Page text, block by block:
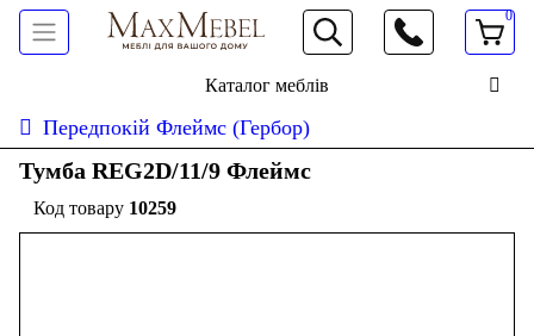
066 472 19 61
0
Каталог меблів
Передпокій Флеймс (Гербор)
Тумба REG2D/11/9 Флеймс
10259